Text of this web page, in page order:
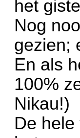
het
Nog
gezien;
En als
100%
Nikau!)
De